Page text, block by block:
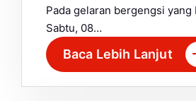
Pada gelaran bergengsi yang
Sabtu, 08…
Baca Lebih Lanjut